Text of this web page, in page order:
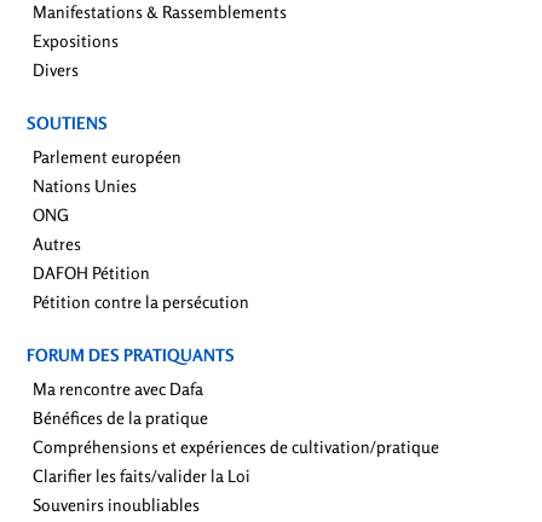
Manifestations & Rassemblements
Expositions
Divers
SOUTIENS
Parlement européen
Nations Unies
ONG
Autres
DAFOH Pétition
Pétition contre la persécution
FORUM DES PRATIQUANTS
Ma rencontre avec Dafa
Bénéfices de la pratique
Compréhensions et expériences de cultivation/pratique
Clarifier les faits/valider la Loi
Souvenirs inoubliables